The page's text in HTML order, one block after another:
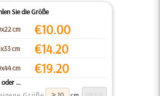
Sie die Größe
cm
€10.00
cm €14.20
cm €19.20
oder ...